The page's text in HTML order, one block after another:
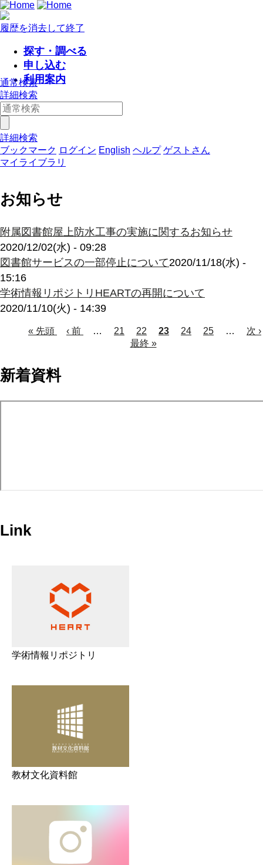
履歴を消去して終了
探す・調べる
申し込む
利用案内
通常検索
詳細検索
詳細検索
ブックマーク ログイン English ヘルプ ゲストさん
マイライブラリ
お知らせ
附属図書館屋上防水工事の実施に関するお知らせ
2020/12/02(水) - 09:28
図書館サービスの一部停止について2020/11/18(水) -
15:16
学術情報リポジトリHEARTの再開について
2020/11/10(火) - 14:39
ー
ジ
送
先
ー
ジ
« 先頭
前
‹ 前 … Page
21 Page
22
カ
ジ
23 Page
24 Page
25 …
次
次 ›
最
最終 »
新着資料
Link
学術情報リポジトリ
教材文化資料館